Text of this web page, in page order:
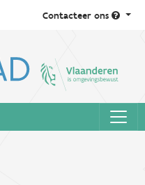
Contacteer ons